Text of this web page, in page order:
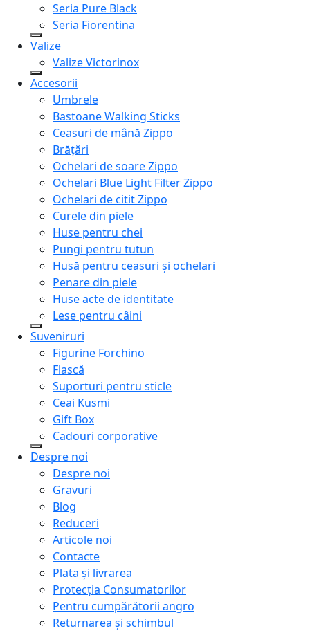
Seria Pure Black
Seria Fiorentina
Valize
Valize Victorinox
Accesorii
Umbrele
Bastoane Walking Sticks
Ceasuri de mână Zippo
Brățări
Ochelari de soare Zippo
Ochelari Blue Light Filter Zippo
Ochelari de citit Zippo
Curele din piele
Huse pentru chei
Pungi pentru tutun
Husă pentru ceasuri și ochelari
Penare din piele
Huse acte de identitate
Lese pentru câini
Suveniruri
Figurine Forchino
Flască
Suporturi pentru sticle
Ceai Kusmi
Gift Box
Cadouri corporative
Despre noi
Despre noi
Gravuri
Blog
Reduceri
Articole noi
Contacte
Plata și livrarea
Protecţia Consumatorilor
Pentru cumpărătorii angro
Returnarea și schimbul